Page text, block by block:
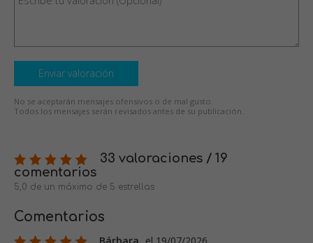
Enviar valoración
No se aceptarán mensajes ofensivos o de mal gusto.
Todos los mensajes serán revisados antes de su publicación.
33 valoraciones / 19
comentarios
5,0 de un máximo de 5 estrellas
Comentarios